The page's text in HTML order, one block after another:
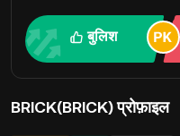
बुलिश
BRICK(BRICK) प्रोफ़ाइल